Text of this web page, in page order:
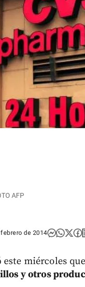
AFP
de 2014
este miércoles que
y otros